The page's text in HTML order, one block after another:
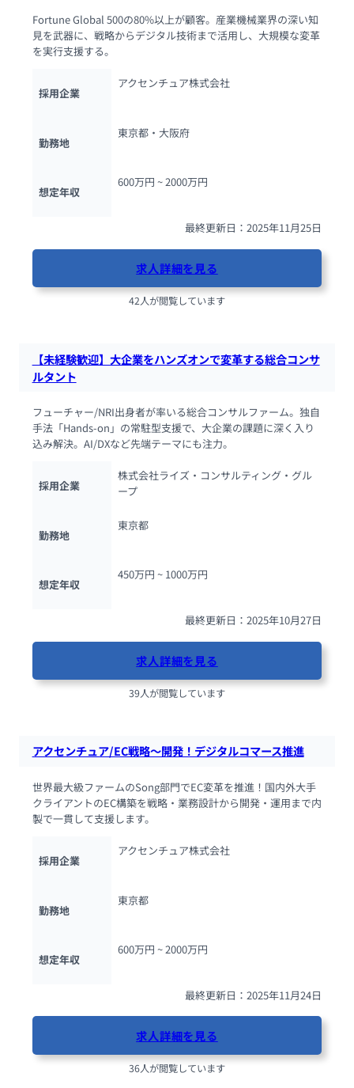
Fortune Global 500の80%以上が顧客。産業機械業界の深い知
見を武器に、戦略からデジタル技術まで活用し、大規模な変革
を実行支援する。
採用企業
アクセンチュア株式会社
勤務地
東京都・大阪府
想定年収
600万円 ~ 2000万円
最終更新日：2025年11月25日
求人詳細を見る
42人が閲覧しています
【未経験歓迎】大企業をハンズオンで変革する総合コンサ
ルタント
フューチャー/NRI出身者が率いる総合コンサルファーム。独自
手法「Hands-on」の常駐型支援で、大企業の課題に深く入り
込み解決。AI/DXなど先端テーマにも注力。
採用企業
株式会社ライズ・コンサルティング・グル
ープ
勤務地
東京都
想定年収
450万円 ~ 1000万円
最終更新日：2025年10月27日
求人詳細を見る
39人が閲覧しています
アクセンチュア/EC戦略～開発！デジタルコマース推進
世界最大級ファームのSong部門でEC変革を推進！国内外大手
クライアントのEC構築を戦略・業務設計から開発・運用まで内
製で一貫して支援します。
採用企業
アクセンチュア株式会社
勤務地
東京都
想定年収
600万円 ~ 2000万円
最終更新日：2025年11月24日
求人詳細を見る
36人が閲覧しています